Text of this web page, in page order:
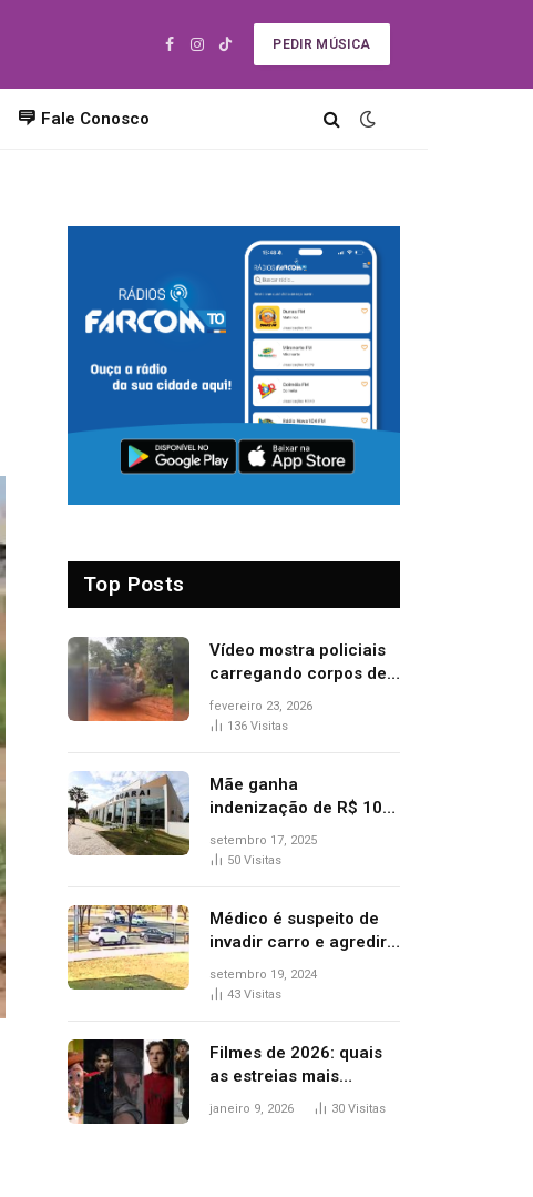
Facebook
Instagram
TikTok
PEDIR MÚSICA
Fale Conosco
Top Posts
Vídeo mostra policiais
carregando corpos de
suspeitos mortos em
confronto dentro de
fevereiro 23, 2026
136 Visitas
Mãe ganha
indenização de R$ 10
mil após comprar doce
‘zero lactose’ e filha ter
setembro 17, 2025
50 Visitas
Médico é suspeito de
invadir carro e agredir
delegado aposentado
durante confusão no
setembro 19, 2024
43 Visitas
Filmes de 2026: quais
as estreias mais
aguardadas do ano?
janeiro 9, 2026 30 Visitas